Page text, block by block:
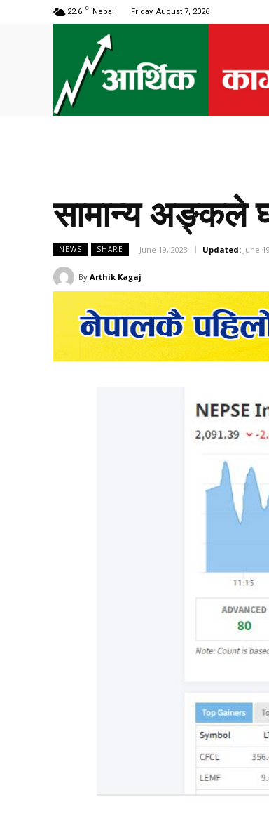
22.6 C Nepal Friday, August 7, 2026
सामान्य अङ्कले
NEWS SHARE June 19, 2023 Updated: June
By Arthik Kagaj